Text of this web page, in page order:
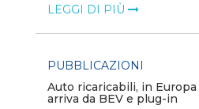
LEGGI DI PIÙ
PUBBLICAZIONI
Auto ricaricabili, in
arriva da BEV e plug-in